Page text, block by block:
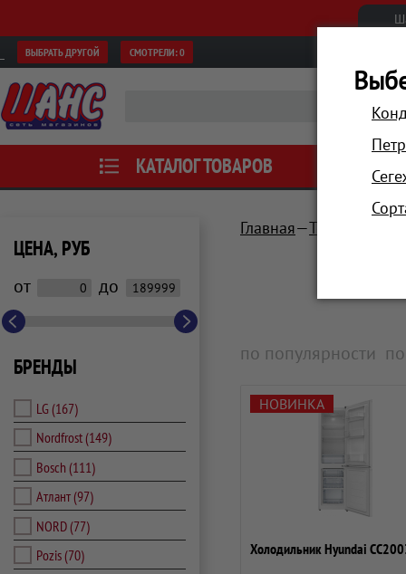
ВЫБРАТЬ ДРУГОЙ СМОТРЕЛИ:0
КАТАЛОГ ТОВАРОВ АКЦИИ
ЦЕНА, РУБ
от до
БРЕНДЫ
LG (167)
Nordfrost(149)
Bosch (111)
Атлант(97)
NORD(77)
Pozis(70)
Главная Техника для
по популярности
НОВИНКА
Холодильник Hyundai